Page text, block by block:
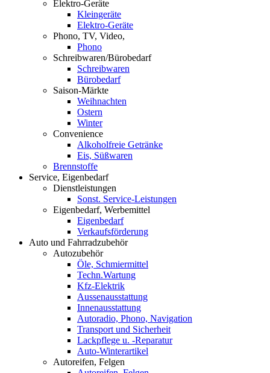
Elektro-Geräte
Kleingeräte
Elektro-Geräte
Phono, TV, Video,
Phono
Schreibwaren/Bürobedarf
Schreibwaren
Bürobedarf
Saison-Märkte
Weihnachten
Ostern
Winter
Convenience
Alkoholfreie Getränke
Eis, Süßwaren
Brennstoffe
Service, Eigenbedarf
Dienstleistungen
Sonst. Service-Leistungen
Eigenbedarf, Werbemittel
Eigenbedarf
Verkaufsförderung
Auto und Fahrradzubehör
Autozubehör
Öle, Schmiermittel
Techn.Wartung
Kfz-Elektrik
Aussenausstattung
Innenausstattung
Autoradio, Phono, Navigation
Transport und Sicherheit
Lackpflege u. -Reparatur
Auto-Winterartikel
Autoreifen, Felgen